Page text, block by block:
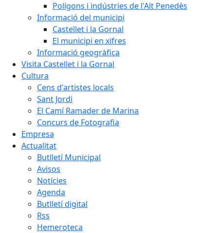
Polígons i indústries de l'Alt Penedès
Informació del municipi
Castellet i la Gornal
El municipi en xifres
Informació geogràfica
Visita Castellet i la Gornal
Cultura
Cens d'artistes locals
Sant Jordi
El Camí Ramader de Marina
Concurs de Fotografia
Empresa
Actualitat
Butlletí Municipal
Avisos
Notícies
Agenda
Butlletí digital
Rss
Hemeroteca